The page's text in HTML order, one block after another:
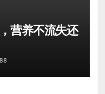
营养不流失还